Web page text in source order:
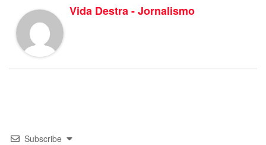
Vida Destra - Jornalismo
Subscribe